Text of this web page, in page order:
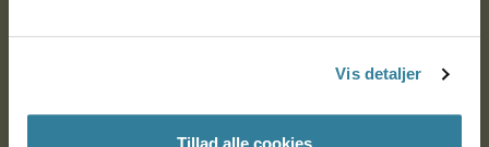
Vis detaljer
Tillad alle cookies